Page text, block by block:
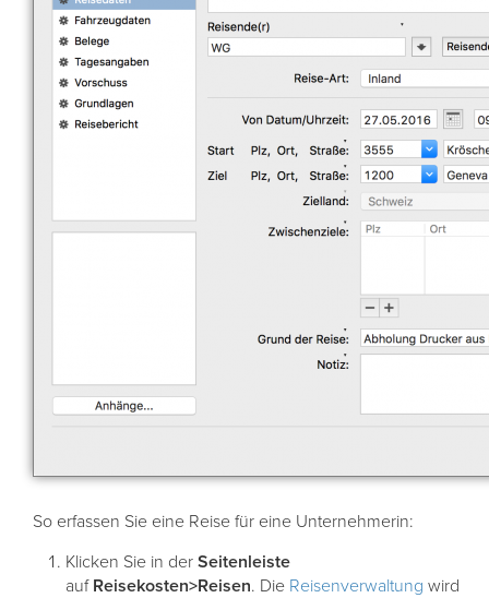
So erfassen Sie eine Reise für eine Unternehmerin:
Klicken Sie in der Seitenleiste
auf Reisekosten>Reisen. Die Reisenverwaltung wird